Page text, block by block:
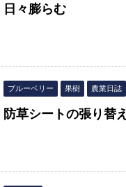
日々膨らむ
ブルーベリー 果樹 農業日誌
防草シートの張り替え